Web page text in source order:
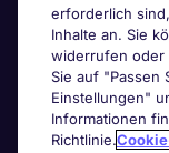
Nützliche Links
Nach
Haben Sie
erforderlich
Inhalte an. Sie
widerrufen oder
Sie auf "Passen
Einstellungen"
Informationen
Richtlinie.